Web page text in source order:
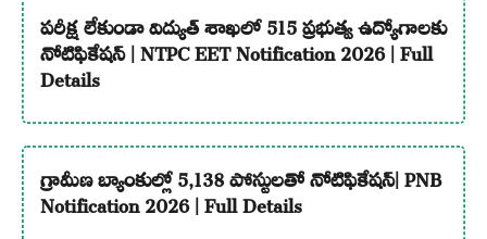
పరీక్ష లేకుండా విద్యుత్ శాఖలో 515 ప్రభుత్వ ఉద్యోగాలకు
నోటిఫికేషన్ | NTPC EET Notification 2026 | Full
Details
గ్రామీణ బ్యాంకుల్లో 5,138 పోస్టులతో నోటిఫికేషన్| PNB
Notification 2026 | Full Details